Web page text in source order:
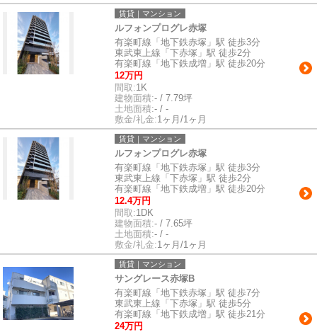
賃貸｜マンション
ルフォンプログレ赤塚
有楽町線「地下鉄赤塚」駅 徒歩3分
東武東上線「下赤塚」駅 徒歩2分
有楽町線「地下鉄成増」駅 徒歩20分
12万円
間取:1K
建物面積:- / 7.79坪
土地面積:- / -
敷金/礼金:1ヶ月/1ヶ月
賃貸｜マンション
ルフォンプログレ赤塚
有楽町線「地下鉄赤塚」駅 徒歩3分
東武東上線「下赤塚」駅 徒歩2分
有楽町線「地下鉄成増」駅 徒歩20分
12.4万円
間取:1DK
建物面積:- / 7.65坪
土地面積:- / -
敷金/礼金:1ヶ月/1ヶ月
賃貸｜マンション
サングレース赤塚B
有楽町線「地下鉄赤塚」駅 徒歩7分
東武東上線「下赤塚」駅 徒歩5分
有楽町線「地下鉄成増」駅 徒歩21分
24万円